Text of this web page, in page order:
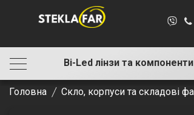
Bi-Led лінзи та компоненти
Головна Скло, корпуси та складові